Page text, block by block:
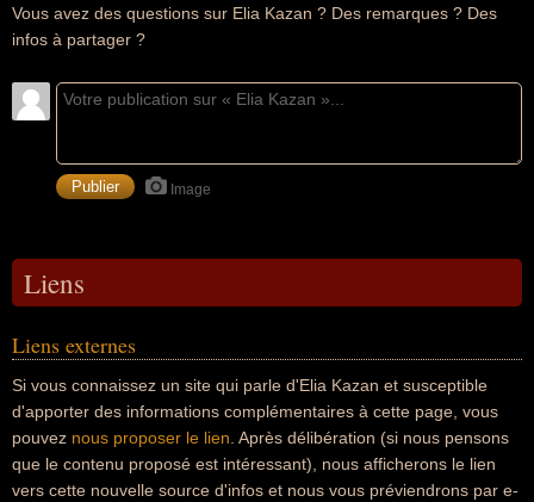
Vous avez des questions sur Elia Kazan ? Des remarques ? Des
infos à partager ?
Image
Liens
Liens externes
Si vous connaissez un site qui parle d'Elia Kazan et susceptible
d'apporter des informations complémentaires à cette page, vous
pouvez nous proposer le lien . Après délibération (si nous pensons
que le contenu proposé est intéressant), nous afficherons le lien
vers cette nouvelle source d'infos et nous vous préviendrons par e-